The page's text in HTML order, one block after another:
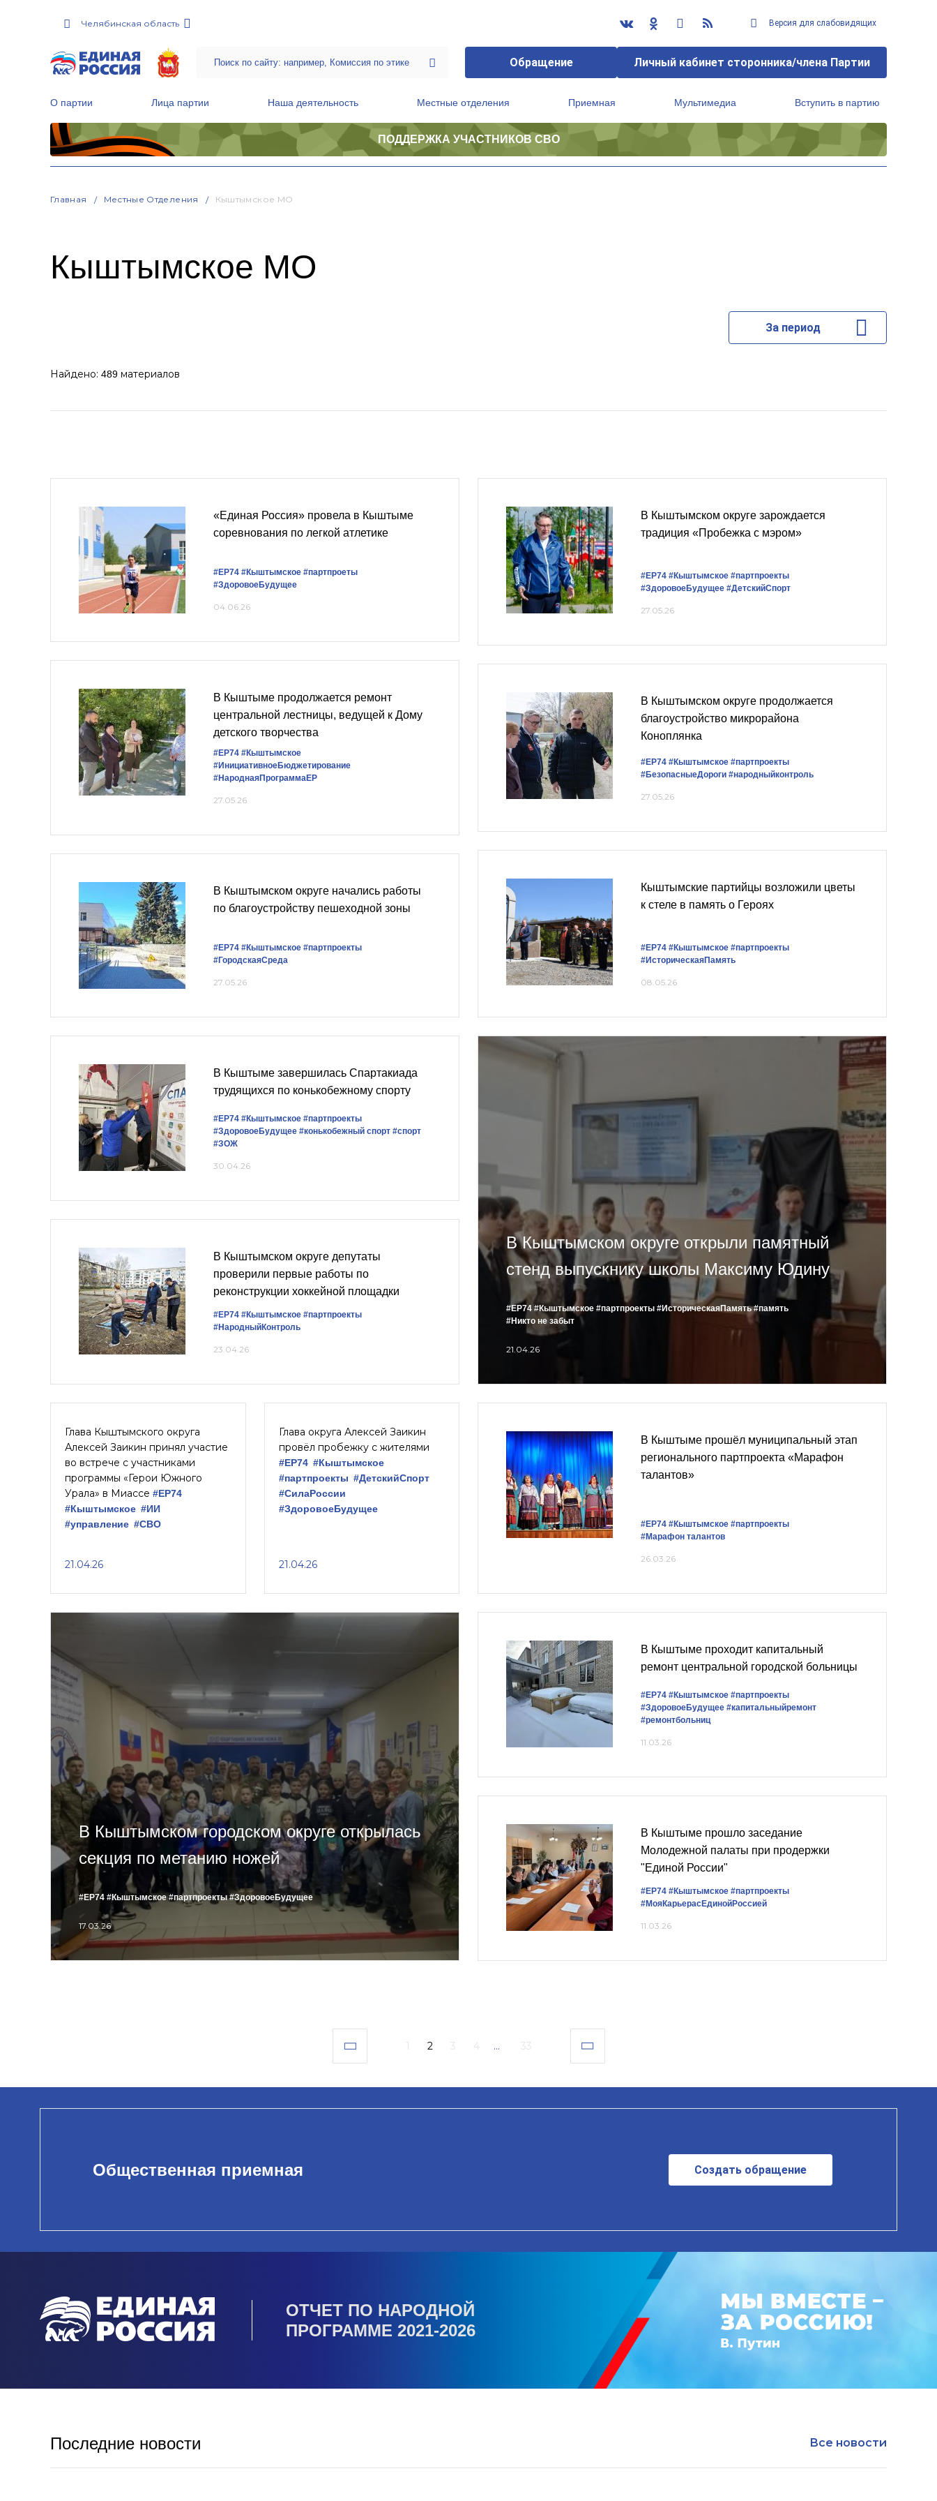
Челябинская область Версия для слабовидящих
Обращение Личный кабинет сторонника/члена Партии
О партии Лица партии Наша деятельность Местные отделения Приемная Мультимедиа Вступить в партию
ПОДДЕРЖКА УЧАСТНИКОВ СВО
Главная Местные Отделения Кыштымское МО
Кыштымское МО
За период
Найдено: 489 материалов
«Единая Россия» провела в Кыштыме
соревнования по легкой атлетике
#ЕР74 #Кыштымское #партпроеты
#ЗдоровоеБудущее
04.06.26
В Кыштыме продолжается ремонт
центральной лестницы, ведущей к Дому
детского творчества
#ЕР74 #Кыштымское
#ИнициативноеБюджетирование
#НароднаяПрограммаЕР
27.05.26
В Кыштымском округе начались работы
по благоустройству пешеходной зоны
#ЕР74 #Кыштымское #партпроекты
#ГородскаяСреда
27.05.26
В Кыштымском округе зарождается
традиция «Пробежка с мэром»
#ЕР74 #Кыштымское #партпроекты
#ЗдоровоеБудущее #ДетскийСпорт
27.05.26
В Кыштымском округе продолжается
благоустройство микрорайона
Коноплянка
#ЕР74 #Кыштымское #партпроекты
#БезопасныеДороги #народныйконтроль
27.05.26
Кыштымские партийцы возложили цветы
к стеле в память о Героях
#ЕР74 #Кыштымское #партпроекты
#ИсторическаяПамять
08.05.26
В Кыштыме завершилась Спартакиада
трудящихся по конькобежному спорту
#ЕР74 #Кыштымское #партпроекты
#ЗдоровоеБудущее #конькобежный спорт #спорт
#ЗОЖ
30.04.26
В Кыштымском округе депутаты
проверили первые работы по
реконструкции хоккейной площадки
#ЕР74 #Кыштымское #партпроекты
#НародныйКонтроль
23.04.26
В Кыштымском округе открыли памятный
стенд выпускнику школы Максиму Юдину
#ЕР74 #Кыштымское #партпроекты #ИсторическаяПамять #память
#Никто не забыт
21.04.26
Глава Кыштымского округа
Алексей Заикин принял участие
во встрече с участниками
программы «Герои Южного
Урала» в Миассе #ЕР74
#Кыштымское #ИИ
#управление #СВО
21.04.26
Глава округа Алексей Заикин
провёл пробежку с жителями
#ЕР74 #Кыштымское
#партпроекты #ДетскийСпорт
#СилаРоссии
#ЗдоровоеБудущее
21.04.26
В Кыштыме прошёл муниципальный этап
регионального партпроекта «Марафон
талантов»
#ЕР74 #Кыштымское #партпроекты
#Марафон талантов
26.03.26
В Кыштымском городском округе открылась
секция по метанию ножей
#ЕР74 #Кыштымское #партпроекты #ЗдоровоеБудущее
17.03.26
В Кыштыме проходит капитальный
ремонт центральной городской больницы
#ЕР74 #Кыштымское #партпроекты
#ЗдоровоеБудущее #капитальныйремонт
#ремонтбольниц
11.03.26
В Кыштыме прошло заседание
Молодежной палаты при продержки
"Единой России"
#ЕР74 #Кыштымское #партпроекты
#МояКарьерасЕдинойРоссией
11.03.26
1 2 3 4 ... 33
Общественная приемная Создать обращение
ОТЧЕТ ПО НАРОДНОЙ
ПРОГРАММЕ 2021-2026
Последние новости Все новости